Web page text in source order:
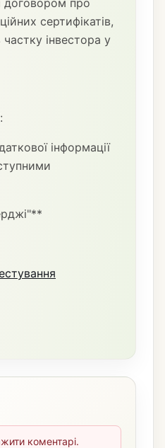
договором про
сертифікатів,
інвестора у
інформації
коментарі.